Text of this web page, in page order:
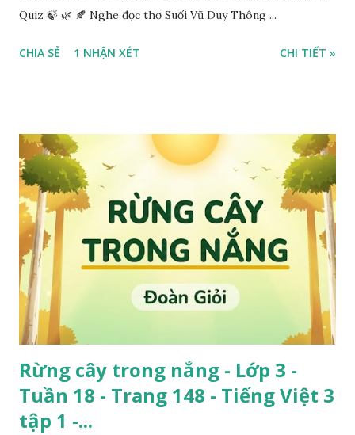
Quiz 🍃 🌿 🍂 Nghe đọc thơ Suối Vũ Duy Thông ...
CHIA SẺ 1 NHẬN XÉT CHI TIẾT »
Rừng cây trong nắng - Lớp 3 -
Tuần 18 - Trang 148 - Tiếng Việt 3
tập 1 -...